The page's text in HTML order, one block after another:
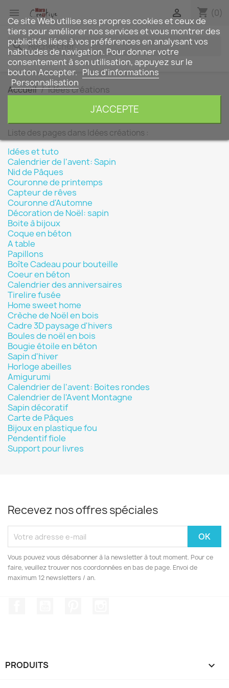
 shopping_cart (0)

search
Accueil Idées créations
Idées créations
Liste des pages dans Idées créations :
Idées et tuto
Calendrier de l'avent: Sapin
Nid de Pâques
Couronne de printemps
Capteur de rêves
Couronne d'Automne
Décoration de Noël: sapin
Boite à bijoux
Coque en béton
A table
Papillons
Boîte Cadeau pour bouteille
Coeur en béton
Calendrier des anniversaires
Tirelire fusée
Home sweet home
Crèche de Noël en bois
Cadre 3D paysage d'hivers
Boules de noël en bois
Bougie étoile en béton
Sapin d'hiver
Horloge abeilles
Amigurumi
Calendrier de l'avent: Boites rondes
Calendrier de l'Avent Montagne
Sapin décoratif
Carte de Pâques
Bijoux en plastique fou
Pendentif fiole
Support pour livres
Recevez nos offres spéciales
Vous pouvez vous désabonner à la newsletter à tout moment. Pour ce
faire, veuillez trouver nos coordonnées en bas de page. Envoi de
maximum 12 newsletters / an.
PRODUITS 
Ce site Web utilise ses propres cookies et ceux de
tiers pour améliorer nos services et vous montrer des
publicités liées à vos préférences en analysant vos
habitudes de navigation. Pour donner votre
consentement à son utilisation, appuyez sur le
bouton Accepter. Plus d'informations
Personnalisation
J'ACCEPTE